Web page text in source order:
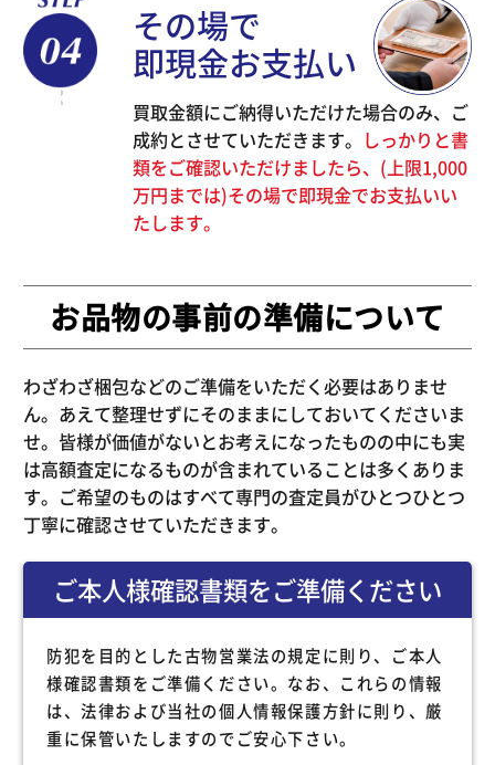
その場で
即現金お支払い
買取金額にご納得いただけた場合のみ、ご
成約とさせていただきます。 しっかりと書
類をご確認いただけましたら、(上限1,000
万円までは)その場で即現金でお支払いい
たします。
お品物の事前の準備について
わざわざ梱包などのご準備をいただく必要はありませ
ん。あえて整理せずにそのままにしておいてくださいま
せ。皆様が価値がないとお考えになったものの中にも実
は高額査定になるものが含まれていることは多くありま
す。ご希望のものはすべて専門の査定員がひとつひとつ
丁寧に確認させていただきます。
ご本人様確認書類をご準備ください
防犯を目的とした古物営業法の規定に則り、ご本人
様確認書類をご準備ください。なお、これらの情報
は、法律および当社の個人情報保護方針に則り、厳
重に保管いたしますのでご安心下さい。